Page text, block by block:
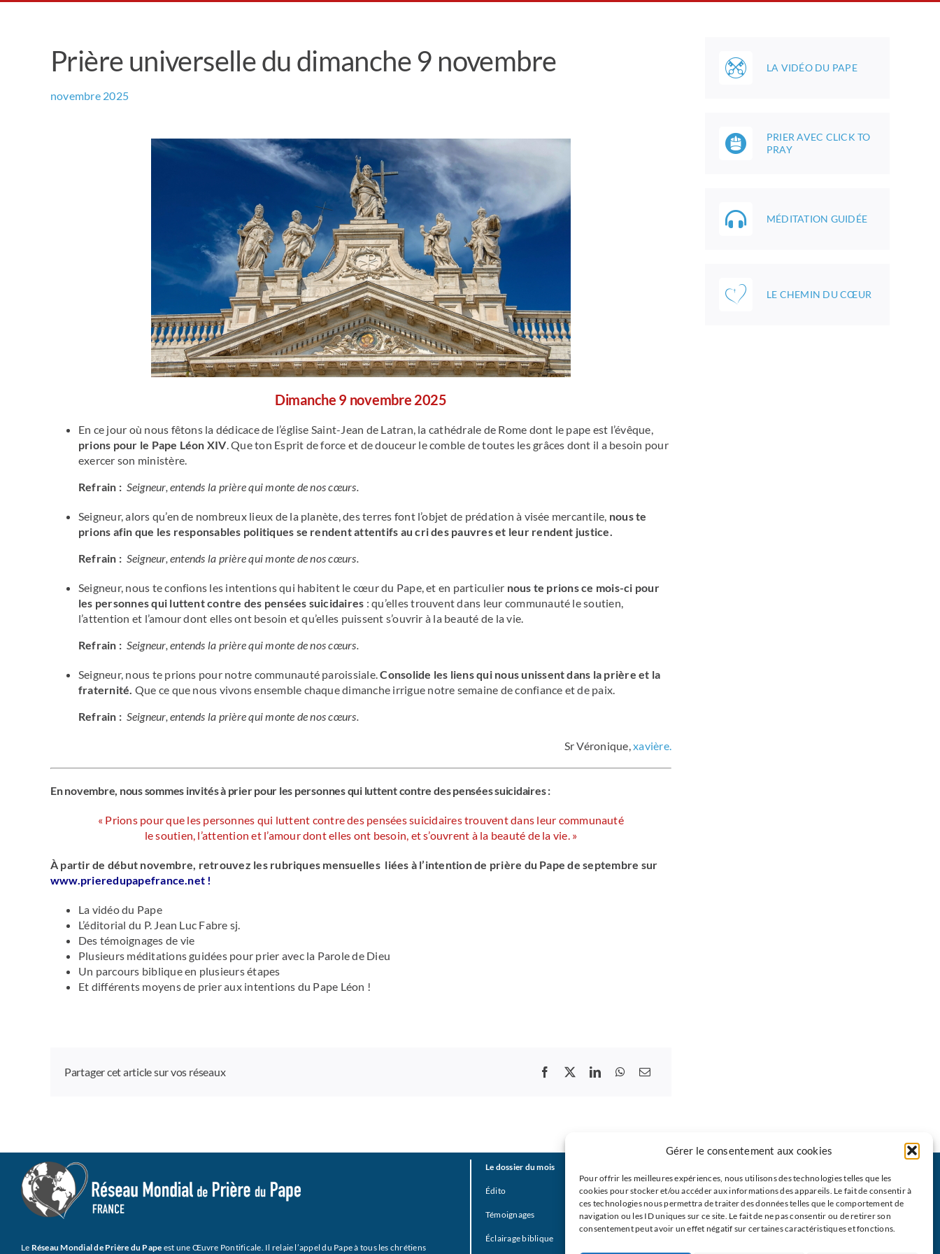
Gérer le consentement aux cookies
Pour offrir les meilleures expériences, nous utilisons des technologies telles que les
cookies pour stocker et/ou accéder aux informations des appareils. Le fait de consentir à
ces technologies nous permettra de traiter des données telles que le comportement de
navigation ou les ID uniques sur ce site. Le fait de ne pas consentir ou de retirer son
consentement peut avoir un effet négatif sur certaines caractéristiques et fonctions.
Prière universelle du dimanche 9 novembre
novembre 2025
Dimanche 9 novembre 2025
En ce jour où nous fêtons la dédicace de l’église Saint-Jean de Latran, la cathédrale de Rome dont le pape est l’évêque,
prions pour le Pape Léon XIV. Que ton Esprit de force et de douceur le comble de toutes les grâces dont il a besoin pour
exercer son ministère.
Refrain : Seigneur, entends la prière qui monte de nos cœurs.
Seigneur, alors qu’en de nombreux lieux de la planète, des terres font l’objet de prédation à visée mercantile, nous te
prions afin que les responsables politiques se rendent attentifs au cri des pauvres et leur rendent justice.
Refrain : Seigneur, entends la prière qui monte de nos cœurs.
Seigneur, nous te confions les intentions qui habitent le cœur du Pape, et en particulier nous te prions ce mois-ci pour
les personnes qui luttent contre des pensées suicidaires : qu’elles trouvent dans leur communauté le soutien,
l’attention et l’amour dont elles ont besoin et qu’elles puissent s’ouvrir à la beauté de la vie.
Refrain : Seigneur, entends la prière qui monte de nos cœurs.
Seigneur, nous te prions pour notre communauté paroissiale.Consolide les liens qui nous unissent dans la prière et la
fraternité. Que ce que nous vivons ensemble chaque dimanche irrigue notre semaine de confiance et de paix.
Refrain : Seigneur, entends la prière qui monte de nos cœurs.
Sr Véronique,xavière.
En novembre, nous sommes invités à prier pour les personnes qui luttent contre des pensées suicidaires :
« Prions pour que les personnes qui luttent contre des pensées suicidaires trouvent dans leur communauté
le soutien, l’attention et l’amour dont elles ont besoin, et s’ouvrent à la beauté de la vie. »
À partir de début novembre, retrouvez les rubriques mensuelles liées à l’intention de prière du Pape de septembre sur
www.prieredupapefrance.net !
La vidéo du Pape
L’éditorial du P. Jean Luc Fabre sj.
Des témoignages de vie
Plusieurs méditations guidées pour prier avec la Parole de Dieu
Un parcours biblique en plusieurs étapes
Et différents moyens de prier aux intentions du Pape Léon !
Partager cet article sur vos réseaux
LA VIDÉO DU PAPE
PRIER AVEC CLICK TO
PRAY
MÉDITATION GUIDÉE
LE CHEMIN DU CŒUR
Le Réseau Mondial de Prière du Pape est une Œuvre Pontificale. Il relaie l’appel du Pape à tous les chrétiens
Le dossier du mois
Édito
Témoignages
Éclairage biblique
Un itinéraire en 9
étapes
Des témoins en
Click to Pray
Prier avec la Parole
de Dieu
Les partenaires
Restons en contact
Nous écrire